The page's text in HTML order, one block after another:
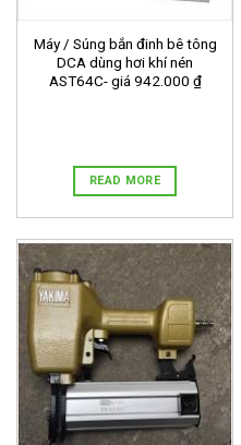
Máy / Súng bắn đinh bê tông
DCA dùng hơi khí nén
AST64C- giá 942.000 ₫
READ MORE